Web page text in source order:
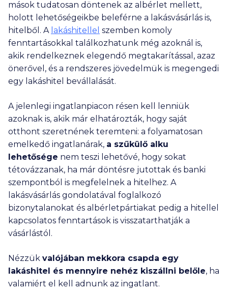
mások tudatosan döntenek az albérlet mellett,
holott lehetőségeikbe beleférne a lakásvásárlás is,
hitelből. A lakáshitellel szemben komoly
fenntartásokkal találkozhatunk még azoknál is,
akik rendelkeznek elegendő megtakarítással, azaz
önerővel, és a rendszeres jövedelmük is megengedi
egy lakáshitel bevállalását.
A jelenlegi ingatlanpiacon résen kell lenniük
azoknak is, akik már elhatározták, hogy saját
otthont szeretnének teremteni: a folyamatosan
emelkedő ingatlanárak, a szűkülő alku
lehetősége nem teszi lehetővé, hogy sokat
tétovázzanak, ha már döntésre jutottak és banki
szempontból is megfelelnek a hitelhez. A
lakásvásárlás gondolatával foglalkozó
bizonytalanokat és albérletpártiakat pedig a hitellel
kapcsolatos fenntartások is visszatarthatják a
vásárlástól.
Nézzük valójában mekkora csapda egy
lakáshitel és mennyire nehéz kiszállni belőle, ha
valamiért el kell adnunk az ingatlant.